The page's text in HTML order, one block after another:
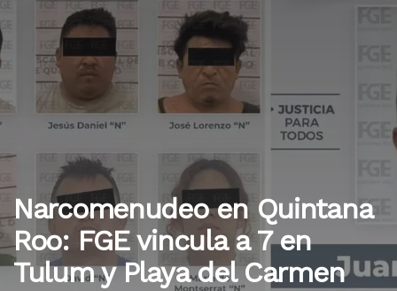
Narcomenudeo en Quintana
Roo: FGE vincula a 7 en
Tulum y Playa del Carmen